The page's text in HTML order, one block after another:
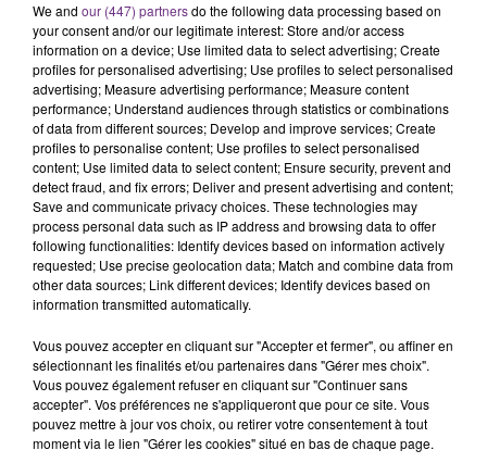
LE MAGASIN JOUÉCLUB DE REIMS FERME
SES PORTES
C'était l'une des institutions du centre-ville
rémois. Le magasin JouéClub est contraint de
fermer ses portes.
TITRES DIFFUSÉS
3h45
3h45 3h41
3h41
We and our (447) partnersdo the following data processing based on
your consent and/or our legitimate interest: Store and/or access
information on a device; Use limited data to select advertising; Create
profiles for personalised advertising; Use profiles to select personalised
advertising; Measure advertising performance; Measure content
performance; Understand audiences through statistics or combinations
of data from different sources; Develop and improve services; Create
profiles to personalise content; Use profiles to select personalised
content; Use limited data to select content; Ensure security, prevent and
detect fraud, and fix errors; Deliver and present advertising and content;
Save and communicate privacy choices. These technologies may
process personal data such as IP address and browsing data to offer
following functionalities: Identify devices based on information actively
requested; Use precise geolocation data; Match and combine data from
other data sources; Link different devices; Identify devices based on
information transmitted automatically.
Vous pouvez accepter en cliquant sur "Accepter et fermer", ou affiner en
sélectionnant les finalités et/ou partenaires dans "Gérer mes choix".
Vous pouvez également refuser en cliquant sur "Continuer sans
accepter". Vos préférences ne s'appliqueront que pour ce site. Vous
pouvez mettre à jour vos choix, ou retirer votre consentement à tout
moment via le lien "Gérer les cookies" situé en bas de chaque page.